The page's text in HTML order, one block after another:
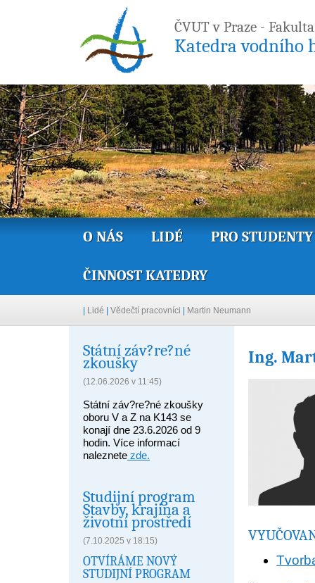
ČVUT v Praze -
Katedra vodního
O NÁS LIDÉ PRO STUDENTY
ČINNOST KATEDRY
| Lidé | Vědečtí pracovníci | Martin Neumann
Státní záv?re?né
zkoušky
(12.06.2026 v 11:45)
Státní záv?re?né zkoušky
oboru V a Z na K143 se
konají dne 23.6.2026 od 9
hodin. Více informací
naleznete zde.
Studijní program
Stavby, krajina a
životní prostředí
(7.10.2025 v 18:15)
OTVÍRÁME NOVÝ
STUDIJNÍ PROGRAM
Ing.